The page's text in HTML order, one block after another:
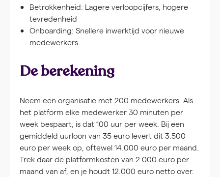
Betrokkenheid: Lagere verloopcijfers, hogere
tevredenheid
Onboarding: Snellere inwerktijd voor nieuwe
medewerkers
De berekening
Neem een organisatie met 200 medewerkers. Als
het platform elke medewerker 30 minuten per
week bespaart, is dat 100 uur per week. Bij een
gemiddeld uurloon van 35 euro levert dit 3.500
euro per week op, oftewel 14.000 euro per maand.
Trek daar de platformkosten van 2.000 euro per
maand van af, en je houdt 12.000 euro netto over.